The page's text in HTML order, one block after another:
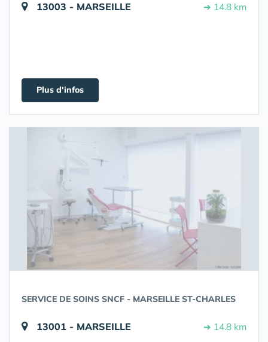
13003 - MARSEILLE ➔ 14.8 km
Plus d'infos
SERVICE DE SOINS SNCF - MARSEILLE ST-CHARLES
13001 - MARSEILLE ➔ 14.8 km